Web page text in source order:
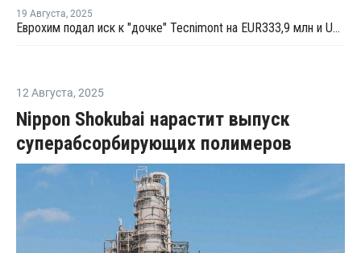
19 Августа, 2025
Еврохим подал иск к "дочке" Tecnimont на EUR333,9 млн и USD6,3 млн
12 Августа, 2025
Nippon Shokubai нарастит выпуск
суперабсорбирующих полимеров